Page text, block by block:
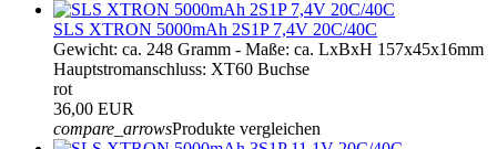
SLS XTRON 5000mAh 2S1P 7,4V 20C/40C
Gewicht: ca. 248 Gramm - Maße: ca. LxBxH 157x45x16mm
Hauptstromanschluss: XT60 Buchse
rot
36,00 EUR
compare_arrowsProdukte vergleichen